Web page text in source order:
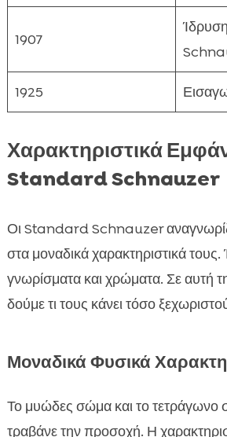
1907
1925
Χαρακτηριστικά
Standard Schnauzer
Οι Standard Schnauzer
στα μοναδικά χαρακτηριστικά τους.
γνωρίσματα και χρώματα. Σε αυτή
δούμε τι τους κάνει τόσο
Μοναδικά Φυσικά
Το μυώδες σώμα και το τετράγωνο
τραβάνε την προσοχή. Η